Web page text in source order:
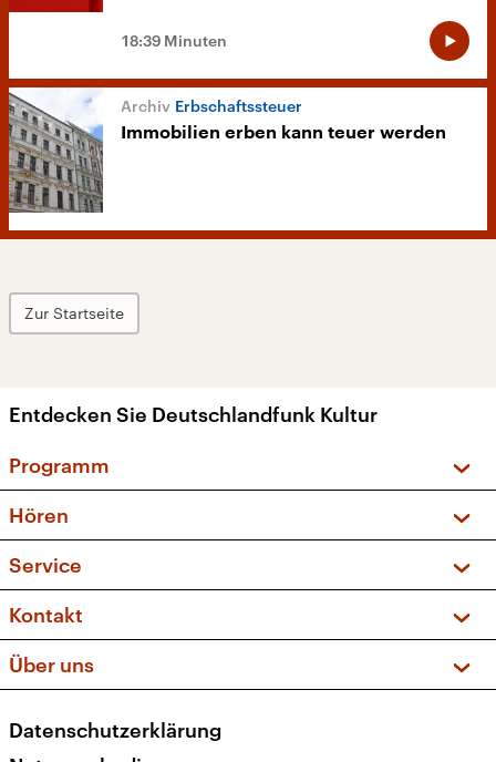
18:39 Minuten
Erbschaftssteuer
Immobilien erben kann teuer werden
Zur Startseite
Entdecken Sie Deutschlandfunk Kultur
Programm
Sendungen und Podcasts
Musikliste
Kakadu – Das Kinderprogramm
Hören
Frequenzen (UKW + DAB+)
Service
FAQ
Apps
Newsletter
Veranstaltungen
Kontakt
Social Media
Über uns
Presse
Datenschutzerklärung